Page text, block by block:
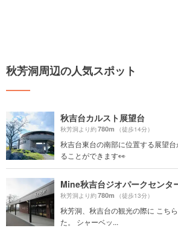
秋芳洞周辺の人気スポット
秋吉台カルスト展望台
秋芳洞より約780m （徒歩14分）
秋吉台東台の南部に位置する展望
ることができます👀
Mine秋吉台ジオパークセンタ
秋芳洞より約780m （徒歩13分）
秋芳洞、秋吉台の観光の際に こち
た。 シャーベッ...